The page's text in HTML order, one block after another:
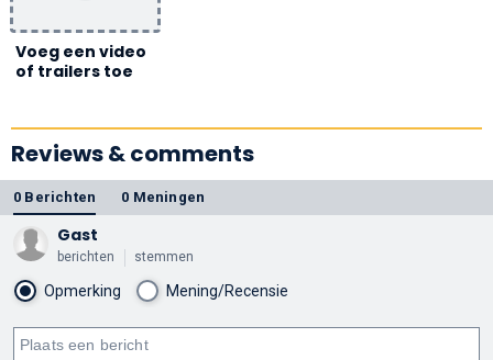
Voeg een video
of trailers toe
Reviews & comments
0 Berichten 0 Meningen
Gast
berichten stemmen
Opmerking Mening/Recensie